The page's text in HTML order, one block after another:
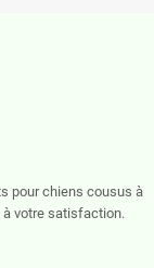
pour chiens cousus à
à votre satisfaction.